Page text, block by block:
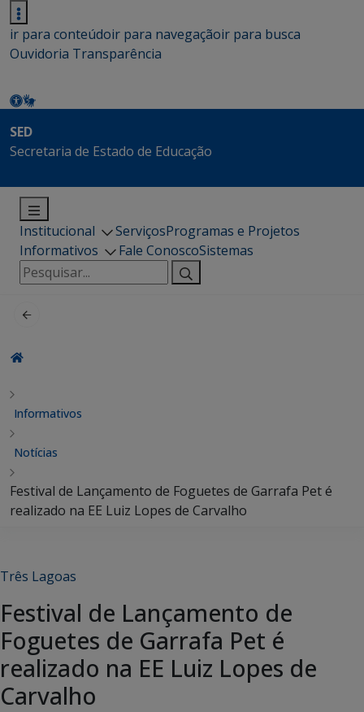
ir para conteúdoir para navegaçãoir para busca
Ouvidoria Transparência
SED
Secretaria de Estado de Educação
Institucional ServiçosProgramas e Projetos
Informativos
Fale ConoscoSistemas
Pesquisar
por:
Informativos
Notícias
Festival de Lançamento de Foguetes de Garrafa Pet é
realizado na EE Luiz Lopes de Carvalho
Três Lagoas
Festival de Lançamento de
Foguetes de Garrafa Pet é
realizado na EE Luiz Lopes de
Carvalho